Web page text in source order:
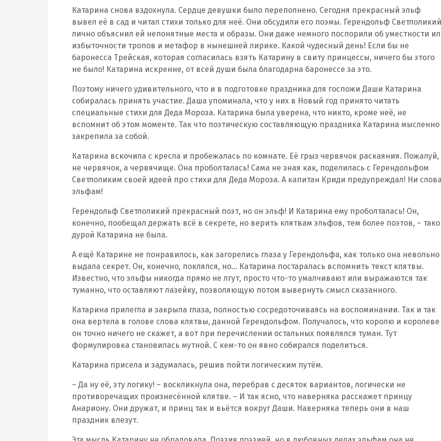
Катарина снова вздохнула. Сердце девушки было переполнено. Сегодня прекрасный эльф
вывел её в сад и читал стихи только для неё. Они обсудили его поэмы. Герендольф Светлоликий
лично объяснил ей непонятные места и образы. Они даже немного поспорили об уместности
избыточности тропов и метафор в нынешней лирике. Какой чудесный день! Если бы не
баронесса Трейская, которая согласилась взять Катарину в свиту принцессы, ничего бы этого
не было! Катарина искренне, от всей души была благодарна баронессе за это.
Поэтому ничего удивительного, что и в подготовке праздника для госпожи Даши Катарина
собиралась принять участие. Даша упоминала, что у них в Новый год принято читать
специальные стихи для Деда Мороза. Катарина была уверена, что никто, кроме неё, не
вспомнит об этом моменте. Так что поэтическую составляющую праздника Катарина мысленно
закрепила за собой.
Катарина вскочила с кресла и пробежалась по комнате. Её грыз червячок раскаяния. Пожалуй,
не червячок, а червячище. Она проболталась! Сама не зная как, поделилась с Герендольфом
Светлоликим своей идеей про стихи для Деда Мороза. А капитан Криди предупреждал! Ни
эльфам!
Герендольф Светлоликий прекрасный поэт, но он эльф! И Катарина ему проболталась! Он,
конечно, пообещал держать всё в секрете, но верить клятвам эльфов, тем более поэтов, –
дурой Катарина не была.
А ещё Катарине не понравилось, как загорелись глаза у Герендольфа, как только она невольно
выдала секрет. Он, конечно, поклялся, но… Катарина постаралась вспомнить текст клятвы.
Известно, что эльфы никогда прямо не лгут, просто что-то умалчивают или выражаются так
туманно, что оставляют лазейку, позволяющую потом вывернуть смысл сказанного.
Катарина прилегла и закрыла глаза, полностью сосредоточиваясь на воспоминании. Так и так
она вертела в голове слова клятвы, данной Герендольфом. Получалось, что королю и королеве
он точно ничего не скажет, а вот при перечислении остальных появлялся туман. Тут
формулировка становилась мутной. С кем-то он явно собирался поделиться.
Катарина присела и задумалась, решив пойти логическим путём.
– Да ну её, эту логику! – воскликнула она, перебрав с десяток вариантов, логически не
противоречащих произнесённой клятве. – И так ясно, что наверняка расскажет принцу
Анариону. Они дружат, и принц так и вьётся вокруг Даши. Наверняка теперь они в наш
праздник влезут.